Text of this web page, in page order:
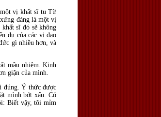
vị khất sĩ tu Từ
đáng là một vị
sĩ đó sẽ không
dụ của các vị đạo
gì nhiều hơn, và
mầu nhiệm. Kinh
giận của mình.
đúng. Ý thức được
mình bớt xấu. Có
Biết vậy, tôi mỉm